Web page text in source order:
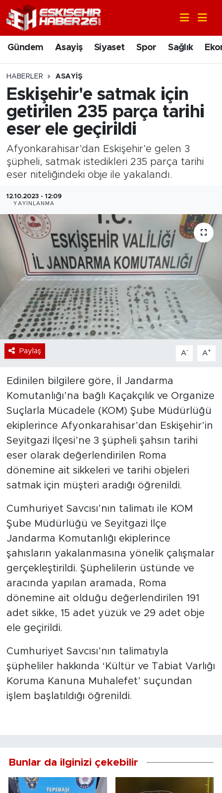
Gündem Asayiş Siyaset Spor Sağlık
HABERLER ASAYIŞ
Eskişehir'e satmak için
getirilen 235 parça tarihi
eser ele geçirildi
Afyonkarahisar’dan Eskişehir’e gelen 3
şüpheli, satmak istedikleri 235 parça tarihi
eser niteliğindeki obje ile yakalandı.
12.10.2023 - 12:09
YAYINLANMA
Paylaş A- A+
Edinilen bilgilere göre, İl Jandarma
Komutanlığı’na bağlı Kaçakçılık ve Organize
Suçlarla Mücadele (KOM) Şube Müdürlüğü
ekiplerince Afyonkarahisar’dan Eskişehir’in
Seyitgazi İlçesi’ne 3 şüpheli şahsın tarihi
eser olarak değerlendirilen Roma
dönemine ait sikkeleri ve tarihi objeleri
satmak için müşteri aradığı öğrenildi.
Cumhuriyet Savcısı’nın talimatı ile KOM
Şube Müdürlüğü ve Seyitgazi İlçe
Jandarma Komutanlığı ekiplerince
şahısların yakalanmasına yönelik çalışmalar
gerçekleştirildi. Şüphelilerin üstünde ve
aracında yapılan aramada, Roma
dönemine ait olduğu değerlendirilen 191
adet sikke, 15 adet yüzük ve 29 adet obje
ele geçirildi.
Cumhuriyet Savcısı’nın talimatıyla
şüpheliler hakkında ‘Kültür ve Tabiat Varlığı
Koruma Kanuna Muhalefet’ suçundan
işlem başlatıldığı öğrenildi.
Bunlar da ilginizi çekebilir
Gündem
Asayiş
Siyaset
Spor
Ekonomi
Sanat
Bölge
Teknoloji
Magazin
Dünya
Sektör
Nöbetçi Eczaneler
Hava Durumu
Trafik Durumu
Süper Lig Puan Durumu ve Fikstür
Tüm Manşetler
Son Dakika Haberleri